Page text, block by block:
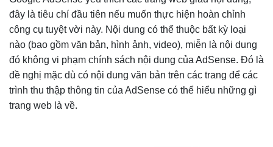
đây là tiêu chí đầu tiên nếu muốn thực hiện hoàn chỉnh
công cụ tuyệt vời này. Nội dung có thể thuộc bất kỳ loại
nào (bao gồm văn bản, hình ảnh, video), miễn là nội dung
đó không vi phạm chính sách nội dung của AdSense. Đó là
đề nghị mặc dù có nội dung văn bản trên các trang để các
trình thu thập thông tin của AdSense có thể hiểu những gì
trang web là về.